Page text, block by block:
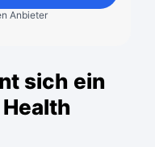
Anbieter
sich ein